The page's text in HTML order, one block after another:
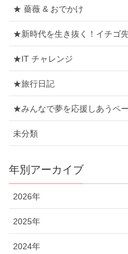
★ 薔薇 & おでかけ
★新時代を生き抜く！イチゴ
★IT チャレンジ
★旅行日記
★みんなで夢を応援しあうペ
未分類
年別アーカイブ
2026年
2025年
2024年